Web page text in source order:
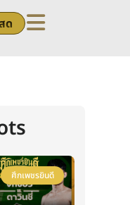
ด
ศึกเพชรยินดี